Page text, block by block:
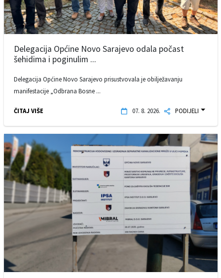
Delegacija Općine Novo Sarajevo odala počast
šehidima i poginulim ...
Delegacija Općine Novo Sarajevo prisustvovala je obilježavanju
manifestacije „Odbrana Bosne ...
ČITAJ VIŠE 07. 8. 2026. PODIJELI